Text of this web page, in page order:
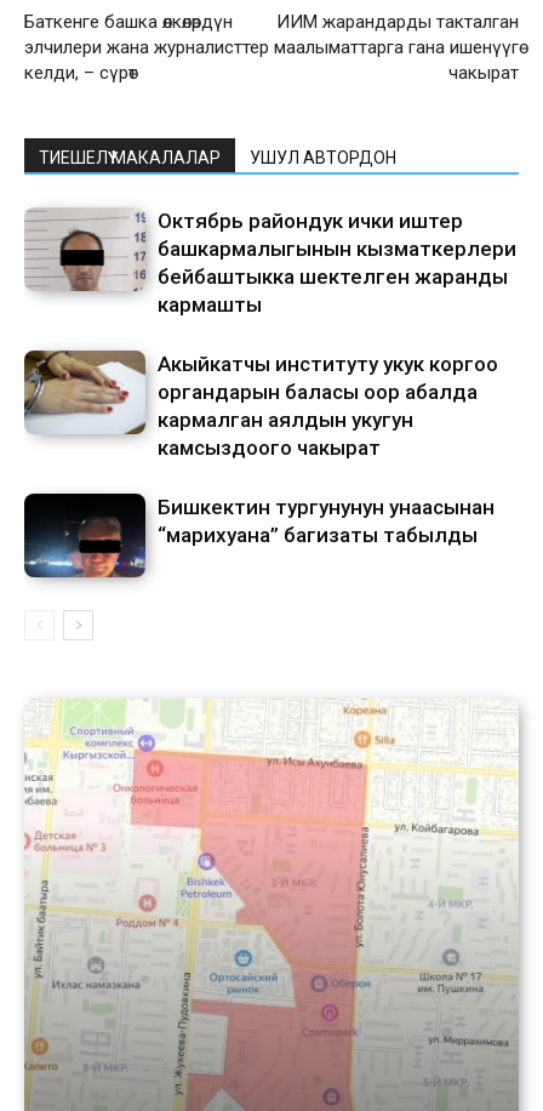
Баткенге башка өлкөлөрдүн
элчилери жана журналисттер
келди, – сүрөт
ИИМ жарандарды такталган
маалыматтарга гана ишенүүгө
чакырат
ТИЕШЕЛҮҮ МАКАЛАЛАР УШУЛ АВТОРДОН
Октябрь райондук ички иштер
башкармалыгынын кызматкерлери
бейбаштыкка шектелген жаранды
кармашты
Акыйкатчы институту укук коргоо
органдарын баласы оор абалда
кармалган аялдын укугун
камсыздоого чакырат
Бишкектин тургунунун унаасынан
“марихуана” баңгизаты табылды